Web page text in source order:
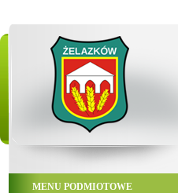
MENU PODMIOTOWE